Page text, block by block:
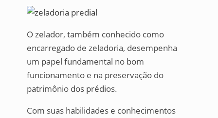
O zelador, também conhecido como
encarregado de zeladoria, desempenha
um papel fundamental no bom
funcionamento e na preservação do
patrimônio dos prédios.
Com suas habilidades e conhecimentos